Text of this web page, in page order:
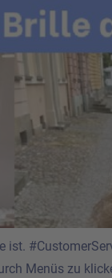
ist.
Menüs zu